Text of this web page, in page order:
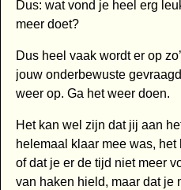
Dus: wat vond je heel erg
meer doet?
Dus heel vaak wordt er op
jouw onderbewuste
weer op. Ga het weer doen.
Het kan wel zijn dat jij aan
helemaal klaar mee was,
of dat je er de tijd niet meer
van haken hield, maar dat je